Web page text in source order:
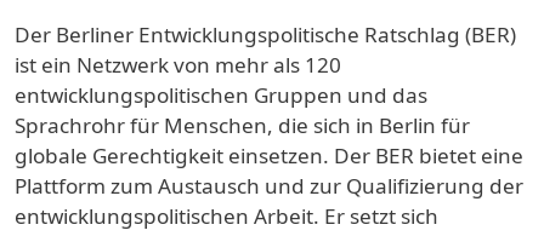
Der Berliner Entwicklungspolitische Ratschlag (BER)
ist ein Netzwerk von mehr als 120
entwicklungspolitischen Gruppen und das
Sprachrohr für Menschen, die sich in Berlin für
globale Gerechtigkeit einsetzen. Der BER bietet eine
Plattform zum Austausch und zur Qualifizierung der
entwicklungspolitischen Arbeit. Er setzt sich